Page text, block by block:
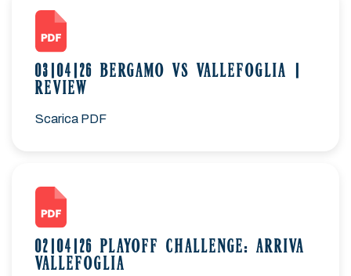
03|04|26 BERGAMO VS VALLEFOGLIA |
REVIEW
Scarica PDF
02|04|26 PLAYOFF CHALLENGE: ARRIVA
VALLEFOGLIA